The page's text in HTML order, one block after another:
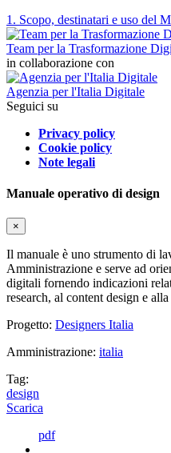
1. Scopo, destinatari e uso del
Team per la Trasformazione
in collaborazione con
Agenzia per l'Italia Digitale
Seguici su
Privacy policy
Cookie policy
Note legali
Manuale operativo di design
×
Il manuale è uno strumento di
Amministrazione e serve ad
digitali fornendo indicazioni
research, al content design e
Progetto: Designers Italia
Amministrazione: italia
Tag:
design
Scarica
pdf